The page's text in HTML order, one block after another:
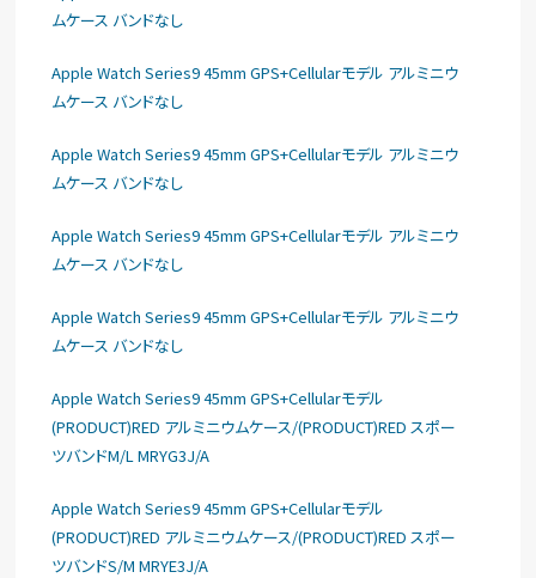
ムケース バンドなし
Apple Watch Series9 45mm GPS+Cellularモデル アルミニウ
ムケース バンドなし
Apple Watch Series9 45mm GPS+Cellularモデル アルミニウ
ムケース バンドなし
Apple Watch Series9 45mm GPS+Cellularモデル アルミニウ
ムケース バンドなし
Apple Watch Series9 45mm GPS+Cellularモデル アルミニウ
ムケース バンドなし
Apple Watch Series9 45mm GPS+Cellularモデル
(PRODUCT)RED アルミニウムケース/(PRODUCT)RED スポー
ツバンドM/L MRYG3J/A
Apple Watch Series9 45mm GPS+Cellularモデル
(PRODUCT)RED アルミニウムケース/(PRODUCT)RED スポー
ツバンドS/M MRYE3J/A